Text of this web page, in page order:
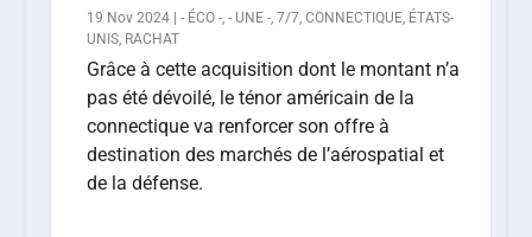
19 Nov 2024| - ÉCO -, - UNE -, 7/7, CONNECTIQUE, ÉTATS-
UNIS, RACHAT
Grâce à cette acquisition dont le montant n’a
pas été dévoilé, le ténor américain de la
connectique va renforcer son offre à
destination des marchés de l’aérospatial et
de la défense.